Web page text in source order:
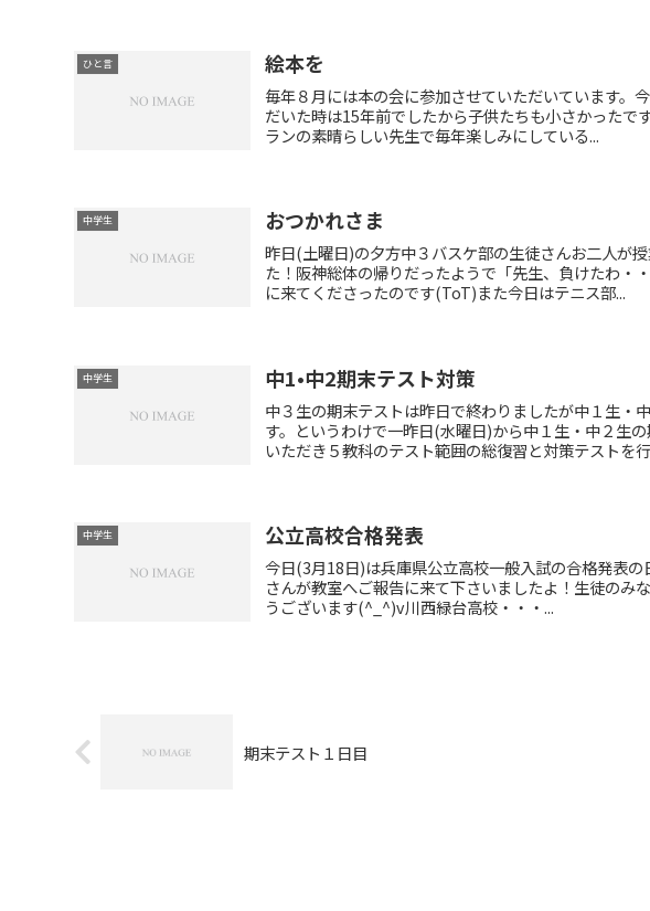
ひと言 絵本を
毎年８月には本の会に参加させていただいています。
だいた時は15年前でしたから子供たちも小さかった
ランの素晴らしい先生で毎年楽しみにしている...
中学生 おつかれさま
昨日(土曜日)の夕方中３バスケ部の生徒さんお二人が
た！阪神総体の帰りだったようで「先生、負けたわ・
に来てくださったのです(ToT)また今日はテニス部...
中学生 中1•中2期末テスト対策
中３生の期末テストは昨日で終わりましたが中１生・
す。というわけで一昨日(水曜日)から中１生・中２生
いただき５教科のテスト範囲の総復習と対策テストを
中学生 公立高校合格発表
今日(3月18日)は兵庫県公立高校一般入試の合格発表
さんが教室へご報告に来て下さいましたよ！生徒の
うございます(^_^)v川西緑台高校・・・...
期末テスト１日目